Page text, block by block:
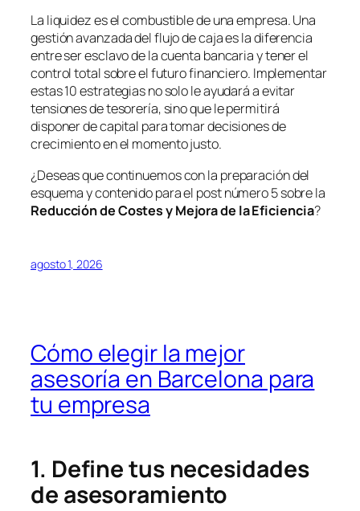
La liquidez es el combustible de una empresa. Una
gestión avanzada del flujo de caja es la diferencia
entre ser esclavo de la cuenta bancaria y tener el
control total sobre el futuro financiero. Implementar
estas 10 estrategias no solo le ayudará a evitar
tensiones de tesorería, sino que le permitirá
disponer de capital para tomar decisiones de
crecimiento en el momento justo.
¿Deseas que continuemos con la preparación del
esquema y contenido para el post número 5 sobre la
Reducción de Costes y Mejora de la Eficiencia?
agosto 1, 2026
Cómo elegir la mejor
asesoría en Barcelona para
tu empresa
1. Define tus necesidades
de asesoramiento